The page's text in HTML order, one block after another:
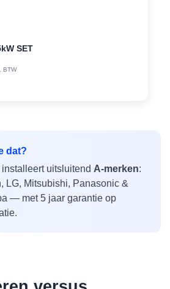
SET
BTW
dat?
installeert uitsluitend A-merken:
LG, Mitsubishi, Panasonic &
— met 5 jaar garantie op